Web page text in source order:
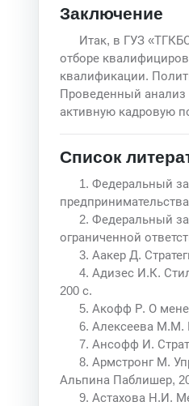
Заключение
Итак, в ГУЗ
отборе
квалификации.
Проведенный анализ
активную кадровую
Список
1. Федеральный
2. Федеральный
ограниченной
3. Аакер Д.
4. Адизес И.К.
200 с.
5. Акофф Р. О
6. Алексеева М.М.
7. Ансофф И.
8. Армстронг М.
Альпина Паблишер,
9. Астахова Н.И.